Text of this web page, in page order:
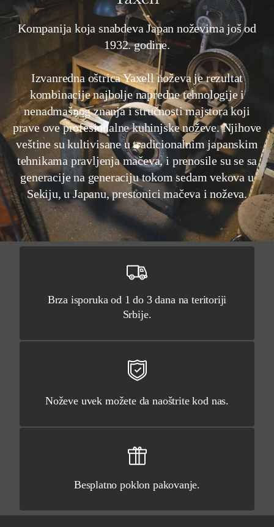
Kompanija koja snabdeva Japan noževima još od
1932. godine.
Izvanredna oštrica Yaxell noževa je rezultat
kombinacije najbolje napredne tehnologije i
nenadmašnog znanja i stručnosti majstora koji
prave ove profesionalne kuhinjske noževe. Njihove
veštine su kultivisane u tradicionalnim japanskim
tehnikama pravljenja mačeva, i prenosile su se sa
generacije na generaciju tokom sedam vekova u
Sekiju, u Japanu, prestonici mačeva i noževa.
Brza isporuka od 1 do 3 dana na teritoriji
Srbije.
Noževe uvek možete da naoštrite kod nas.
Besplatno poklon pakovanje.